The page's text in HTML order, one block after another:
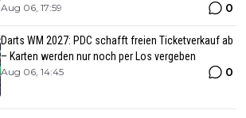
Aug 06, 17:59 0
Darts WM 2027: PDC schafft freien Ticketverkauf ab
– Karten werden nur noch per Los vergeben
Aug 06, 14:45 0